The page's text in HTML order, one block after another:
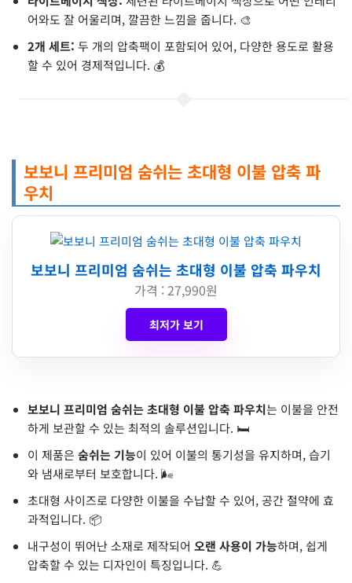
어와도 잘 어울리며, 깔끔한 느낌을 줍니다. 🎨
2개 세트: 두 개의 압축팩이 포함되어 있어, 다양한 용도로 활용
할 수 있어 경제적입니다. 💰
보보니 프리미엄 숨쉬는 초대형 이불 압축 파
우치
보보니 프리미엄 숨쉬는 초대형 이불 압축 파우치
가격 : 27,990원
최저가 보기
보보니 프리미엄 숨쉬는 초대형 이불 압축 파우치는 이불을 안전
하게 보관할 수 있는 최적의 솔루션입니다. 🛏️
이 제품은 숨쉬는 기능이 있어 이불의 통기성을 유지하며, 습기
와 냄새로부터 보호합니다. 🌬️
초대형 사이즈로 다양한 이불을 수납할 수 있어, 공간 절약에 효
과적입니다. 📦
내구성이 뛰어난 소재로 제작되어 오랜 사용이 가능하며, 쉽게
압축할 수 있는 디자인이 특징입니다. 💪